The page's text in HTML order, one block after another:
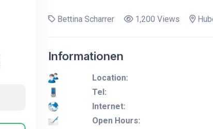
Bettina Scharrer 1,200 Views
Informationen
Location:
Tel:
Internet:
Open Hours: